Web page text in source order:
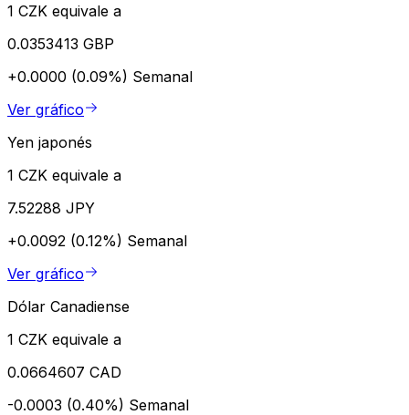
1 CZK equivale a
0.0353413 GBP
+0.0000 (0.09%) Semanal
Ver gráfico
Yen japonés
1 CZK equivale a
7.52288 JPY
+0.0092 (0.12%) Semanal
Ver gráfico
Dólar Canadiense
1 CZK equivale a
0.0664607 CAD
-0.0003 (0.40%) Semanal